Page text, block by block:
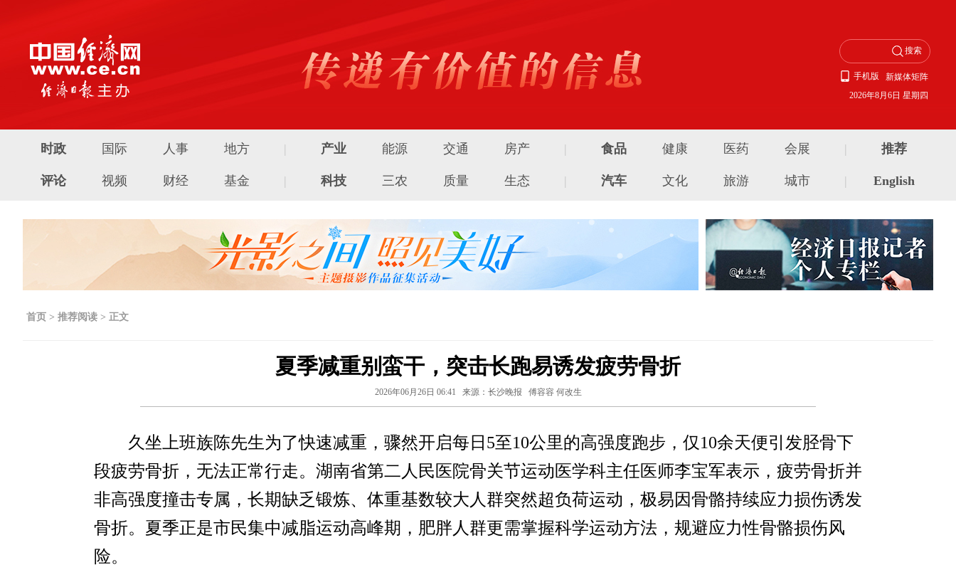
新媒体矩阵
手机版
2026年8月6日 星期四
时政 国际 人事 地方 | 产业 能源 交通 房产 | 食品 健康 医药 会展 | 推荐
评论 视频 财经 基金 | 科技 三农 质量 生态 | 汽车 文化 旅游 城市 | English
首页 > 推荐阅读 > 正文
夏季减重别蛮干，突击长跑易诱发疲劳骨折
2026年06月26日 06:41 来源：长沙晚报 傅容容 何改生
久坐上班族陈先生为了快速减重，骤然开启每日5至10公里的高强度跑步，仅10余天便引发胫骨下
段疲劳骨折，无法正常行走。湖南省第二人民医院骨关节运动医学科主任医师李宝军表示，疲劳骨折并
非高强度撞击专属，长期缺乏锻炼、体重基数较大人群突然超负荷运动，极易因骨骼持续应力损伤诱发
骨折。夏季正是市民集中减脂运动高峰期，肥胖人群更需掌握科学运动方法，规避应力性骨骼损伤风
险。